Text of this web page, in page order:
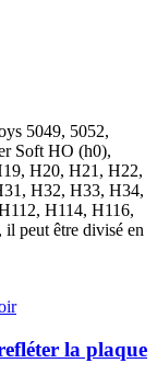
5049, 5052,
Soft HO (h0),
H20, H21, H22,
H32, H33, H34,
H114, H116,
, il peut être divisé en
la plaque